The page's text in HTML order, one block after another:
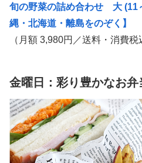
旬の野菜の詰め合わせ 大 (11
縄・北海道・離島をのぞく】
（月額 3,980円／送料・消費税
金曜日：彩り豊かなお弁